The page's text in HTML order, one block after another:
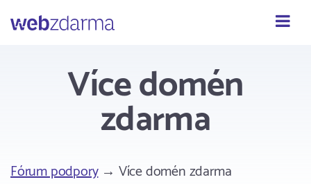
Webzdarma
Více domén
zdarma
Fórum podpory→ Více domén zdarma